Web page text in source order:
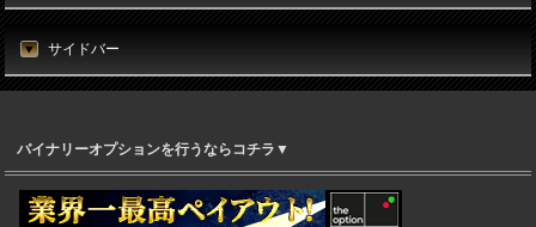
サイドバー
バイナリーオプションを行うならコチラ▼